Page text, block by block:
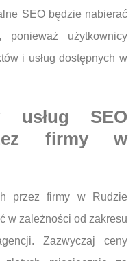
SEO będzie nabierać
ponieważ użytkownicy
i usług dostępnych w
SEO
firmy w
przez firmy w Rudzie
w zależności od zakresu
Zazwyczaj ceny